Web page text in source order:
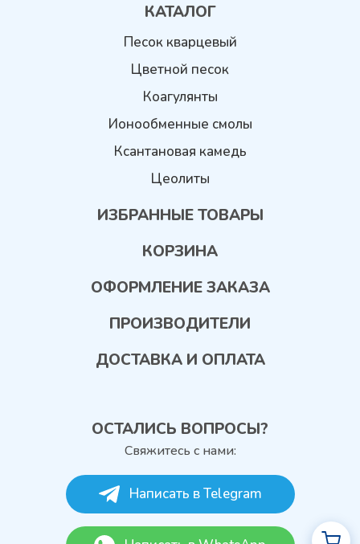
КАТАЛОГ
Песок кварцевый
Цветной песок
Коагулянты
Ионообменные смолы
Ксантановая камедь
Цеолиты
ИЗБРАННЫЕ ТОВАРЫ
КОРЗИНА
ОФОРМЛЕНИЕ ЗАКАЗА
ПРОИЗВОДИТЕЛИ
ДОСТАВКА И ОПЛАТА
ОСТАЛИСЬ ВОПРОСЫ?
Свяжитесь с нами:
Написать в Telegram